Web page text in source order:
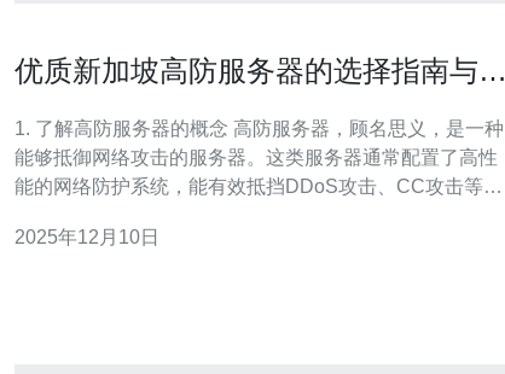
优质新加坡高防服务器的选择指南与推
1. 了解高防服务器的概念 高防服务器，顾名思义，是一种
能够抵御网络攻击的服务器。这类服务器通常配置了高性
能的网络防护系统，能有效抵挡DDoS攻击、CC攻击等网
其基本概念和优势。 高防服务器的主要功能包括： 流量清
2025年12月10日